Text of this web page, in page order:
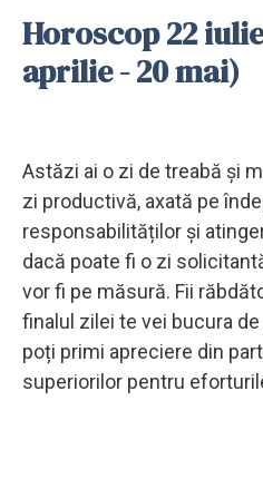
Horoscop 22
aprilie - 20 mai)
Astăzi ai o zi de treabă și
zi productivă, axată pe
responsabilităților și
dacă poate fi o zi
vor fi pe măsură. Fii
finalul zilei te vei bucura
poți primi apreciere din
superiorilor pentru